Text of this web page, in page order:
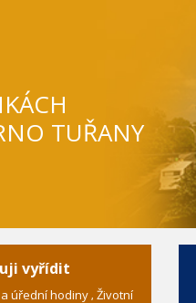
TUŘANY
vyřídit
úřední hodiny Životní